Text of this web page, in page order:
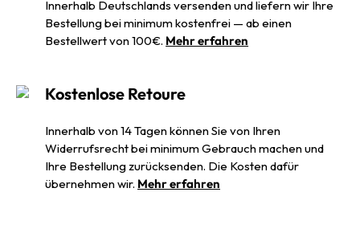
Innerhalb Deutschlands versenden und liefern wir Ihre
Bestellung bei minimum kostenfrei — ab einen
Bestellwert von 100€. Mehr erfahren
Kostenlose Retoure
Innerhalb von 14 Tagen können Sie von Ihren
Widerrufsrecht bei minimum Gebrauch machen und
Ihre Bestellung zurücksenden. Die Kosten dafür
übernehmen wir. Mehr erfahren